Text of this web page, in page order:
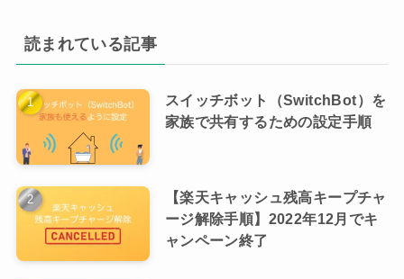
読まれている記事
スイッチボット（SwitchBot）を
家族で共有するための設定手順
【楽天キャッシュ残高キープチャ
ージ解除手順】2022年12月でキ
ャンペーン終了